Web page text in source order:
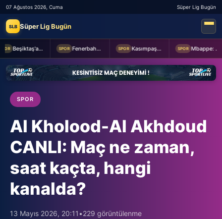
07 Ağustos 2026, Cuma Süper Lig Bugün
SLB Süper Lig Bugün
Beşiktaş'a Youssouf Fofana transferinde müjdeli haber! SPOR Fenerbahçe Başkanı Aziz Yıldırım, Sturm Graz maçı öncesi takımı ziyaret etti SPOR Kasımpaşa ile Hull City hazırlık maçında berabere kaldı SPOR Mbappe: Bahis reklamlarında oynamam
SPOR
Al Kholood-Al Akhdoud
CANLI: Maç ne zaman,
saat kaçta, hangi
kanalda?
13 Mayıs 2026, 20:11•229 görüntülenme